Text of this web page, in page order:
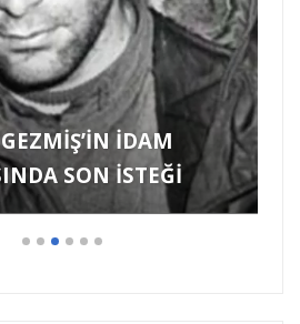
İDAM
SON İSTEĞİ